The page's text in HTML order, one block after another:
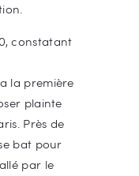
constatant
la première
plainte
Près de
bat pour
par le